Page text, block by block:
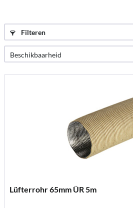
Filteren
Lüfterrohr 65mm ÜR 5m